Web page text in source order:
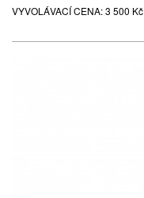
VYVOLÁVACÍ CENA:3 500 Kč